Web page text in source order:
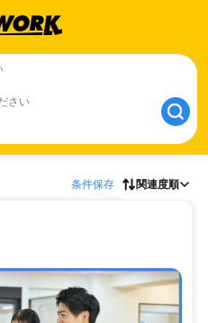
さい
条件保存 関連度順